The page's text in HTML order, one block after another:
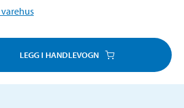
varehus
LEGG I HANDLEVOGN